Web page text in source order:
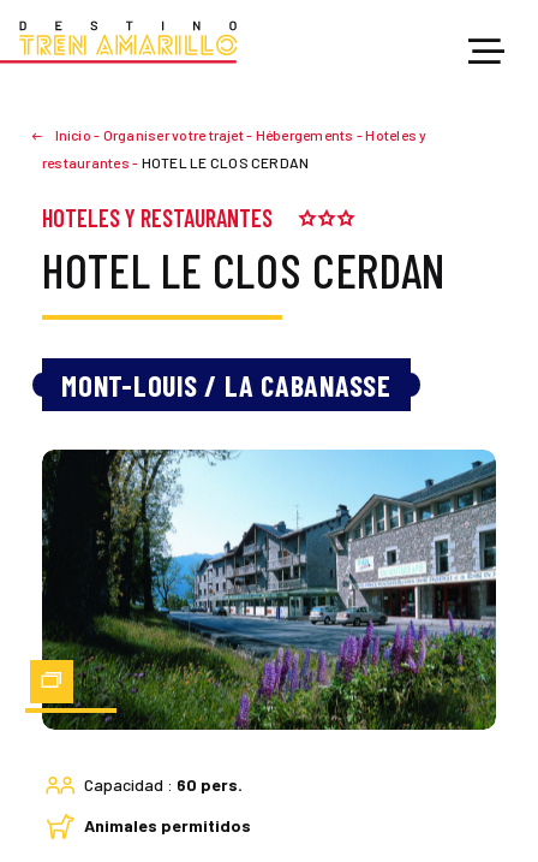
Inicio - Organiser votre trajet- Hébergements -Hoteles y
restaurantes - HOTEL LE CLOS CERDAN
HOTELES Y RESTAURANTES
HOTEL LE CLOS CERDAN
MONT-LOUIS / LA CABANASSE
Zoom
Capacidad : 60 pers.
Animales permitidos